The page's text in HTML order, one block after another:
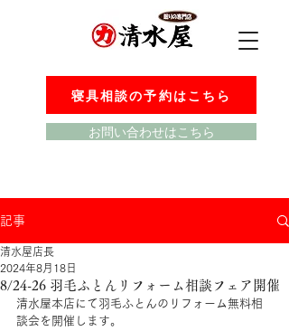
お問い合わせはこちら
寝具相談の予約はこちら
記事
8/24-26 羽毛ふとんリフォーム相談フェア開催
清水屋店長
2024年8月18日
清水屋本店にて羽毛ふとんのリフォーム無料相
談会を開催します。